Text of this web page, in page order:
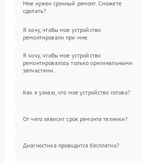
Мне нужен срочный ремонт. Сможете
сделать?
Я хочу, чтобы мое устройство
ремонтировали при мне.
Я хочу, чтобы мое устройство
ремонтировалось только оригинальными
запчастями.
Как я узнаю, что мое устройство готово?
От чего зависит срок ремонта техники?
Диагностика проводится бесплатно?